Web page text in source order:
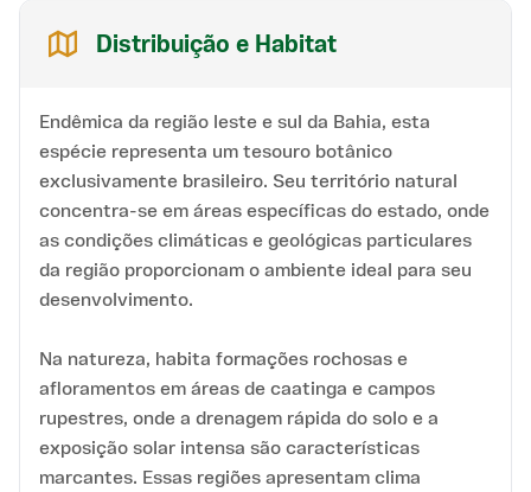
Distribuição e Habitat
Endêmica da região leste e sul da Bahia, esta
espécie representa um tesouro botânico
exclusivamente brasileiro. Seu território natural
concentra-se em áreas específicas do estado, onde
as condições climáticas e geológicas particulares
da região proporcionam o ambiente ideal para seu
desenvolvimento.
Na natureza, habita formações rochosas e
afloramentos em áreas de caatinga e campos
rupestres, onde a drenagem rápida do solo e a
exposição solar intensa são características
marcantes. Essas regiões apresentam clima